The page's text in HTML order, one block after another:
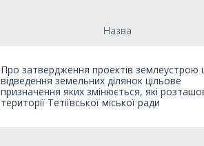
Назва
Про затвердження проектів землеустрою
відведення земельних ділянок цільове
призначення яких змінюється, які
території Тетіївської міської ради